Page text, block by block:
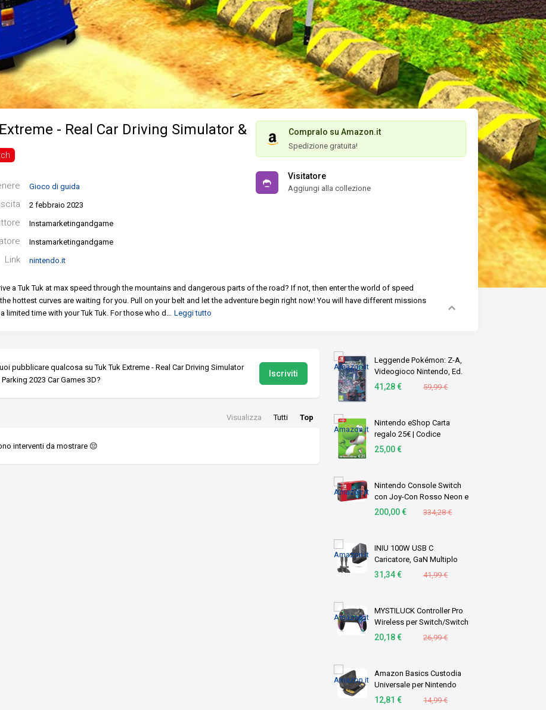
- Real Car Driving Simulator & Parking 2023 Car Games 3D
Gioco di guida
2 febbraio 2023
Instamarketingandgame
Instamarketingandgame
Link nintendo.it
Compralo su Amazon.it
Spedizione gratuita!
Visitatore
Aggiungi alla collezione
a Tuk Tuk at max speed through the mountains and dangerous parts of the road? If not, then enter the world of speed
hottest curves are waiting for you. Pull on your belt and let the adventure begin right now! You will have different missions
limited time with your Tuk Tuk. For those who d … Leggi tutto
Leggende Pokémon: Z-A,
Videogioco Nintendo, Ed.
Italiana, Versione su scheda
41,28 € 59,99 €
Nintendo eShop Carta
regalo 25€ | Codice
download (EU) | Switch
25,00 €
Nintendo Console Switch
con Joy-Con Rosso Neon e
Blu Neon
200,00 € 334,28 €
INIU 100W USB C
Caricatore, GaN Multiplo
Presa USBC Caricabatterie,
iPhone 1 …
31,34 € 41,99 €
MYSTILUCK Controller Pro
Wireless per Switch/Switch
2/Lite/OLED/PC
20,18 € 26,99 €
Amazon Basics Custodia
Universale per Nintendo
Switch con 12 Slot per
12,81 € 14,99 €
pubblicare qualcosa su Tuk Tuk Extreme - Real Car Driving Simulator
Parking 2023 Car Games 3D?
Iscriviti
Visualizza Tutti Top
interventi da mostrare 😔